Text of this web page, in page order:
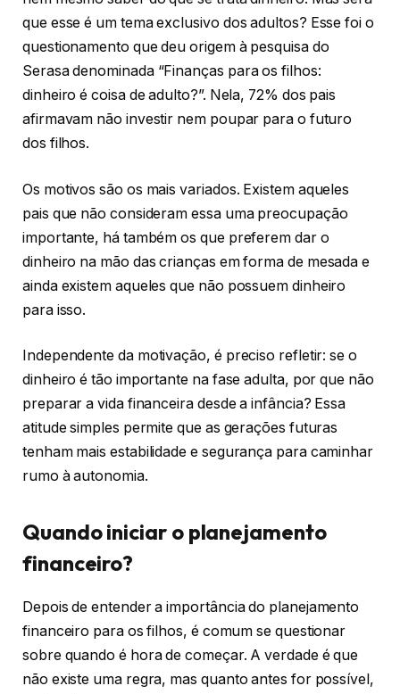
que esse é um tema exclusivo dos adultos? Esse foi o
questionamento que deu origem à pesquisa do
Serasa denominada “Finanças para os filhos:
dinheiro é coisa de adulto?”. Nela, 72% dos pais
afirmavam não investir nem poupar para o futuro
dos filhos.
Os motivos são os mais variados. Existem aqueles
pais que não consideram essa uma preocupação
importante, há também os que preferem dar o
dinheiro na mão das crianças em forma de mesada e
ainda existem aqueles que não possuem dinheiro
para isso.
Independente da motivação, é preciso refletir: se o
dinheiro é tão importante na fase adulta, por que não
preparar a vida financeira desde a infância? Essa
atitude simples permite que as gerações futuras
tenham mais estabilidade e segurança para caminhar
rumo à autonomia.
Quando iniciar o planejamento
financeiro?
Depois de entender a importância do planejamento
financeiro para os filhos, é comum se questionar
sobre quando é hora de começar. A verdade é que
não existe uma regra, mas quanto antes for possível,